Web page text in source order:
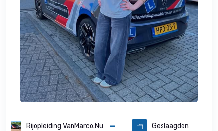
Rijopleiding VanMarco.nu Geslaagden